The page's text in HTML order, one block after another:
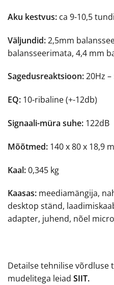
Aku kestvus: ca 9-10,5 tundi
Väljundid:2,5mm
balansseerimata, 4,4 mm
Sagedusreaktsioon:20Hz –
EQ: 10-ribaline (+-12db)
Signaali-müra suhe: 122dB
Mõõtmed: 140 x 80 x 18,9
Kaal:0,345 kg
Kaasas: meediamängija,
desktop ständ,
adapter, juhend, nõel
Detailse tehnilise võrdluse
mudelitega leiad SIIT.